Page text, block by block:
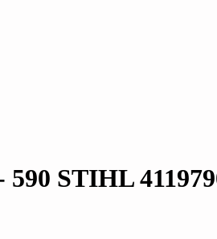
STIHL